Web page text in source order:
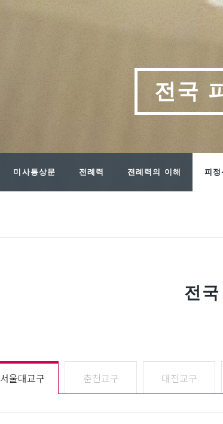
전국
미사통상문 전례력 전례력의 이해 피정
전
서울대교구 춘천교구 대전교구